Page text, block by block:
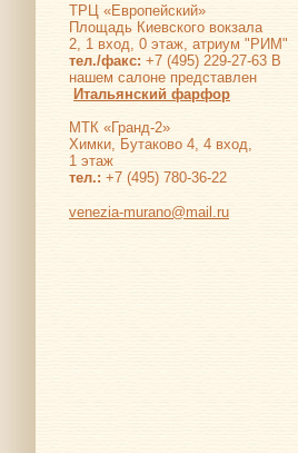
ТРЦ «Европейский»
Площадь Киевского вокзала
2, 1 вход, 0 этаж, атриум "РИМ"
тел./факс: +7 (495) 229-27-63 В
нашем салоне представлен
Итальянский фарфор
МТК «Гранд-2»
Химки, Бутаково 4, 4 вход,
1 этаж
тел.: +7 (495) 780-36-22
venezia-murano@mail.ru